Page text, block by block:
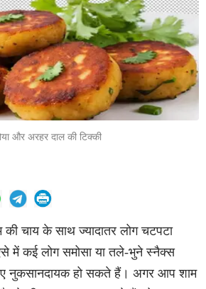
और अरहर दाल की टिक्की
की चाय के साथ ज्यादातर लोग चटपटा
में कई लोग समोसा या तले-भुने स्नैक्स
नुकसानदायक हो सकते हैं। अगर आप शाम